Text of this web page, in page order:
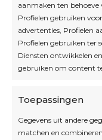
aanmaken ten behoeve
Profielen gebruiken
advertenties, Profielen
Profielen gebruiken ter
Diensten ontwikkelen
gebruiken om content
Toepassingen
Gegevens uit andere
matchen en
Interesse in leuke
Laat dan hier je